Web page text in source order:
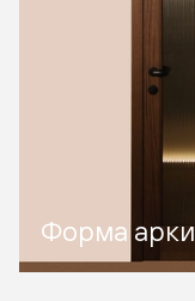
Форма арки